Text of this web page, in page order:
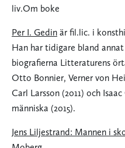
liv.Om boke
Per I. Gedin är fil.lic. i
Han har tidigare bland
biografierna Litteraturens
Otto Bonnier, Verner von
Carl Larsson (2011) och
människa (2015).
Jens Liljestrand: Mannen i